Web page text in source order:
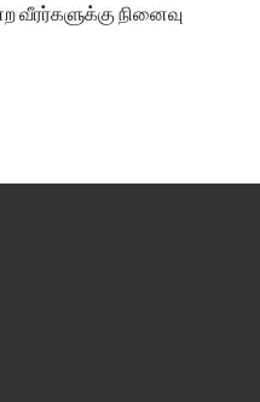
வீரர்களுக்கு நினைவு